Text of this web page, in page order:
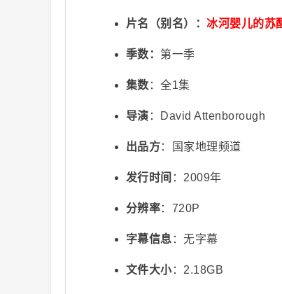
音
片名（别名）：冰河婴儿的苏
季数： 第一季
集数 ：全1集
导演 ：David Attenborough
出品方：国家地理频道
发行时间 ：2009年
分辨率：720P
字幕信息 ：无字幕
文件大小：2.18GB